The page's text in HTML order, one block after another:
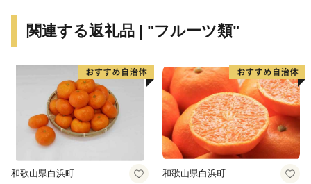
関連する返礼品 | "フルーツ類"
和歌山県白浜町 和歌山県白浜町